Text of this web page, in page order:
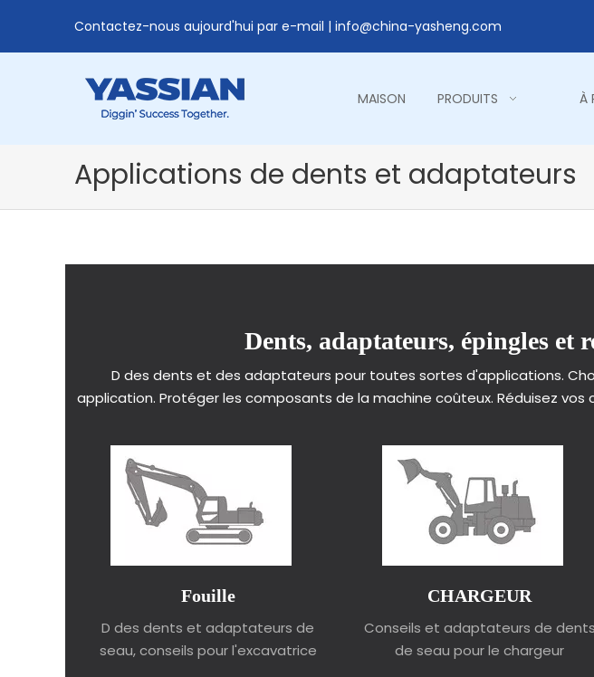
Contactez-nous aujourd'hui par e-mail | info@china-yasheng.com
MAISON PRODUITS À
Applications de dents et adaptateurs
Dents, adaptateurs, épingles et
D des dents et des adaptateurs pour toutes sortes d'applications.
application. Protéger les composants de la machine coûteux. Réduisez
Fouille
D des dents et adaptateurs de
seau, conseils pour l'excavatrice
CHARGEUR
Conseils et adaptateurs de dents
de seau pour le chargeur